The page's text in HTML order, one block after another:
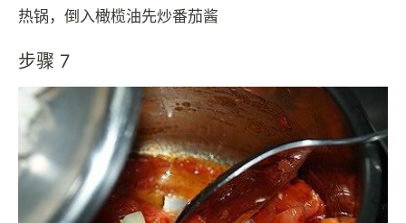
热锅，倒入橄榄油先炒番茄酱
步骤 7